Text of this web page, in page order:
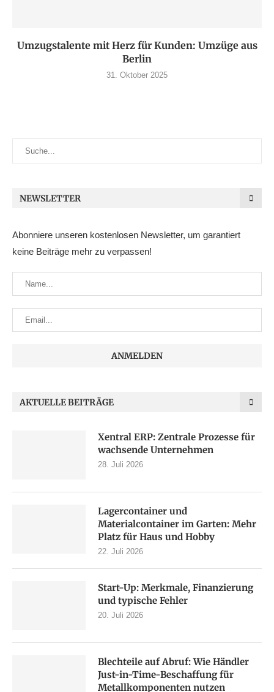
Umzugstalente mit Herz für Kunden: Umzüge aus
Berlin
31. Oktober 2025
NEWSLETTER
Abonniere unseren kostenlosen Newsletter, um garantiert
keine Beiträge mehr zu verpassen!
AKTUELLE BEITRÄGE
Xentral ERP: Zentrale Prozesse für
wachsende Unternehmen
28. Juli 2026
Lagercontainer und
Materialcontainer im Garten: Mehr
Platz für Haus und Hobby
22. Juli 2026
Start-Up: Merkmale, Finanzierung
und typische Fehler
20. Juli 2026
Blechteile auf Abruf: Wie Händler
Just-in-Time-Beschaffung für
Metallkomponenten nutzen